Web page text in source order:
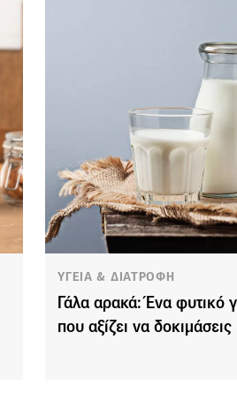
ΥΓΕΙΑ & ΔΙΑΤΡΟΦΗ
Γάλα αρακά: Ένα φυτικό
που αξίζει να δοκιμάσεις